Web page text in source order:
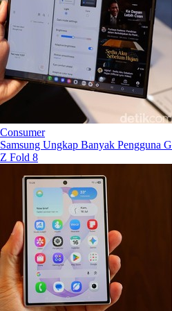
Consumer
Samsung Ungkap Banyak Pengguna
Z Fold 8